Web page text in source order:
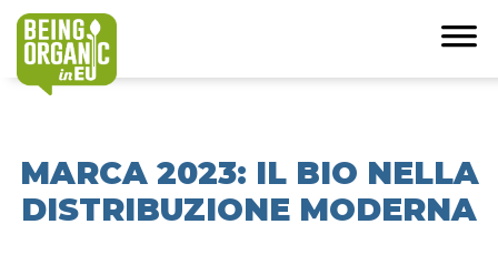
MARCA 2023: IL BIO NELLA
DISTRIBUZIONE MODERNA